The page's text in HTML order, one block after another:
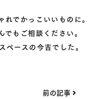
でかっこいいものに。
もご相談ください。
ースの今吉でした。
前の記事